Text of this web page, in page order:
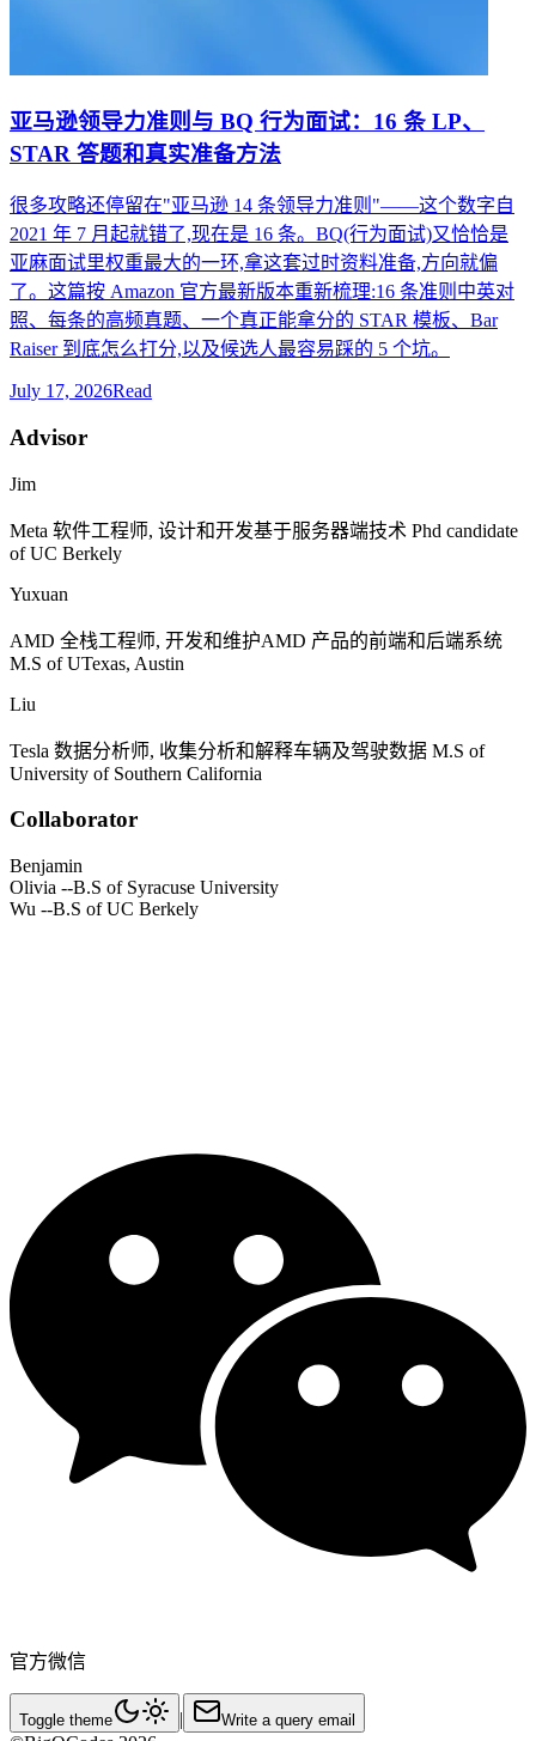
亚马逊领导力准则与 BQ 行为面试：16 条 LP、
STAR 答题和真实准备方法
很多攻略还停留在"亚马逊 14 条领导力准则"——这个数字自
2021 年 7 月起就错了,现在是 16 条。BQ(行为面试)又恰恰是
亚麻面试里权重最大的一环,拿这套过时资料准备,方向就偏
了。这篇按 Amazon 官方最新版本重新梳理:16 条准则中英对
照、每条的高频真题、一个真正能拿分的 STAR 模板、Bar
Raiser 到底怎么打分,以及候选人最容易踩的 5 个坑。
July 17, 2026Read
Advisor
Jim
Meta 软件工程师, 设计和开发基于服务器端技术 Phd candidate
of UC Berkely
Yuxuan
AMD 全栈工程师, 开发和维护AMD 产品的前端和后端系统
M.S of UTexas, Austin
Liu
Tesla 数据分析师, 收集分析和解释车辆及驾驶数据 M.S of
University of Southern California
Collaborator
Benjamin
Olivia --B.S of Syracuse University
Wu --B.S of UC Berkely
官方微信
Toggle theme | Write a query email